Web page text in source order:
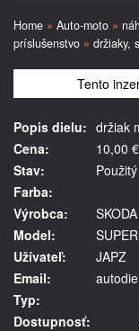
Home » Auto-moto »
príslušenstvo » držiaky,
Tento
Popis dielu: držiak
Cena:
10,00
Stav:
Použitý
Farba:
Výrobca:
SKODA
Model:
Užívateľ:
JAPZ
Email:
Typ:
Dostupnosť: